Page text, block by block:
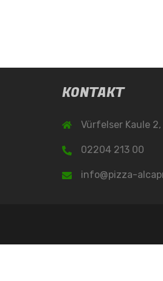
KONTAKT
Vürfelser Kaule
02204 213 00
info@pizza-